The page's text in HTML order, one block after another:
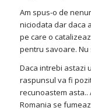
Am spus-o de
niciodata dar daca
pe care o
pentru savoare.
Daca intrebi astazi
raspunsul va fi
recunoastem asta..
Romania se